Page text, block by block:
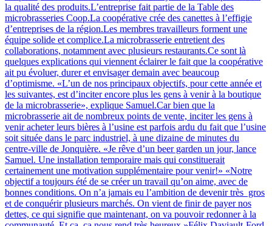
la qualité des produits.L’entreprise fait partie de la Table des
microbrasseries Coop.La coopérative crée des canettes à l’effigie
d’entreprises de la région.Les membres travailleurs forment une
équipe solide et complice.La microbrasserie entretient des
collaborations, notamment avec plusieurs restaurants.Ce sont là
quelques explications qui viennent éclairer le fait que la coopérative
ait pu évoluer, durer et envisager demain avec beaucoup
d’optimisme. «L’un de nos principaux objectifs, pour cette année et
les suivantes, est d’inciter encore plus les gens à venir à la boutique
de la microbrasserie», explique Samuel.Car bien que la
microbrasserie ait de nombreux points de vente, inciter les gens à
venir acheter leurs bières à l’usine est parfois ardu du fait que l’usine
soit située dans le parc industriel, à une dizaine de minutes du
centre-ville de Jonquière. «Je rêve d’un beer garden un jour, lance
Samuel. Une installation temporaire mais qui constituerait
certainement une motivation supplémentaire pour venir!» «Notre
objectif a toujours été de se créer un travail qu’on aime, avec de
bonnes conditions. On n’a jamais eu l’ambition de devenir très gros
et de conquérir plusieurs marchés. On vient de finir de payer nos
dettes, ce qui signifie que maintenant, on va pouvoir redonner à la